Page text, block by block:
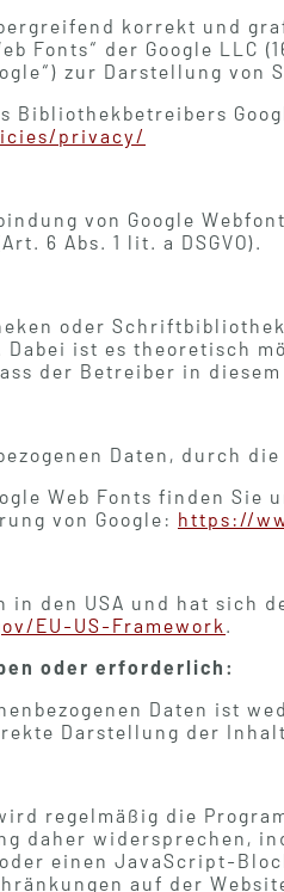
korrekt und
Fonts“ der Google LLC
zur Darstellung von
Bibliothekbetreibers
privacy/
von Google
6 Abs. 1 lit. a DSGVO).
oder
ist es theoretisch
der Betreiber in
Daten, durch
Web Fonts finden Sie
von Google: https://
in den USA und hat sich
EU-US-Framework .
oder erforderlich:
Daten ist
Darstellung der
regelmäßig die
daher widersprechen,
einen JavaScript-
auf der